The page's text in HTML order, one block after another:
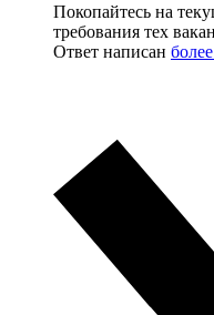
Покопайтесь на
требования тех
Ответ написан